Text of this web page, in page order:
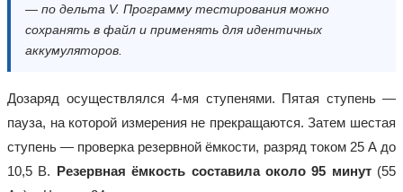
— по дельта V. Программу тестирования можно
сохранять в файл и применять для идентичных
аккумуляторов.
Дозаряд осуществлялся 4-мя ступенями. Пятая ступень —
пауза, на которой измерения не прекращаются. Затем шестая
ступень — проверка резервной ёмкости, разряд током 25 А до
10,5 В. Резервная ёмкость составила около 95 минут(55